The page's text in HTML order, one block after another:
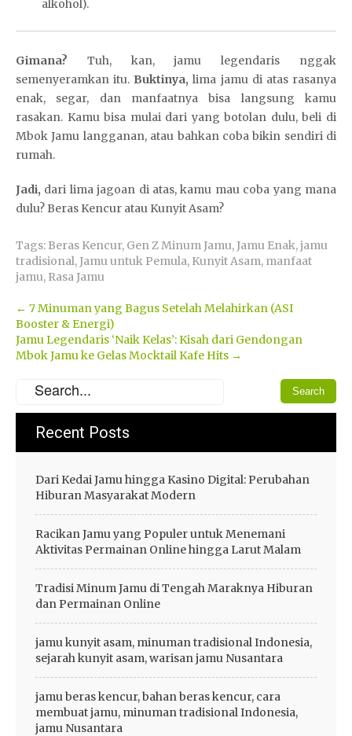
alkohol).
Gimana? Tuh, kan, jamu legendaris nggak
semenyeramkan itu. Buktinya, lima jamu di atas rasanya
enak, segar, dan manfaatnya bisa langsung kamu
rasakan. Kamu bisa mulai dari yang botolan dulu, beli di
Mbok Jamu langganan, atau bahkan coba bikin sendiri di
rumah.
w
a
o
g
l
S
i
t
s
i
n
k
R
e
s
m
i
S
l
o
t
P
a
g
Jadi, dari lima jagoan di atas, kamu mau coba yang mana
dulu? Beras Kencur atau Kunyit Asam?
Tags: Beras Kencur, Gen Z Minum Jamu,Jamu Enak,jamu
tradisional,Jamu untuk Pemula, Kunyit Asam, manfaat
jamu, Rasa Jamu
Post
navigation
← 7 Minuman yang Bagus Setelah Melahirkan (ASI
Booster & Energi)
Jamu Legendaris ‘Naik Kelas’: Kisah dari Gendongan
Mbok Jamu ke Gelas Mocktail Kafe Hits →
Recent Posts
Dari Kedai Jamu hingga Kasino Digital: Perubahan
Hiburan Masyarakat Modern
Racikan Jamu yang Populer untuk Menemani
Aktivitas Permainan Online hingga Larut Malam
Tradisi Minum Jamu di Tengah Maraknya Hiburan
dan Permainan Online
jamu kunyit asam, minuman tradisional Indonesia,
sejarah kunyit asam, warisan jamu Nusantara
jamu beras kencur, bahan beras kencur, cara
membuat jamu, minuman tradisional Indonesia,
jamu Nusantara